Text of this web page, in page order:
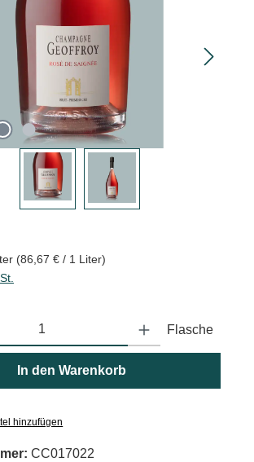
(86,67 € / 1 Liter)
Gib den gewünschten Wert ein oder benutze
Flasche
In den Warenkorb
hinzufügen
CC017022